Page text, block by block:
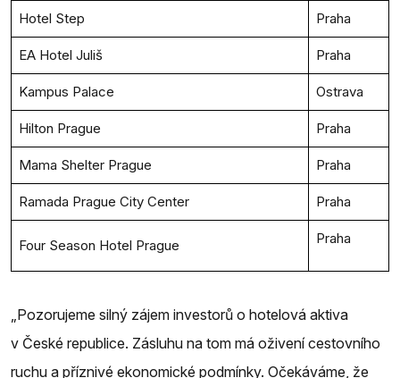
Hotel Step Praha
EA Hotel Juliš Praha
Kampus Palace Ostrava
Hilton Prague Praha
Mama Shelter Prague Praha
Ramada Prague City Center Praha
Four Season Hotel Prague Praha
„Pozorujeme silný zájem investorů o hotelová aktiva
v České republice. Zásluhu na tom má oživení cestovního
ruchu a příznivé ekonomické podmínky. Očekáváme, že